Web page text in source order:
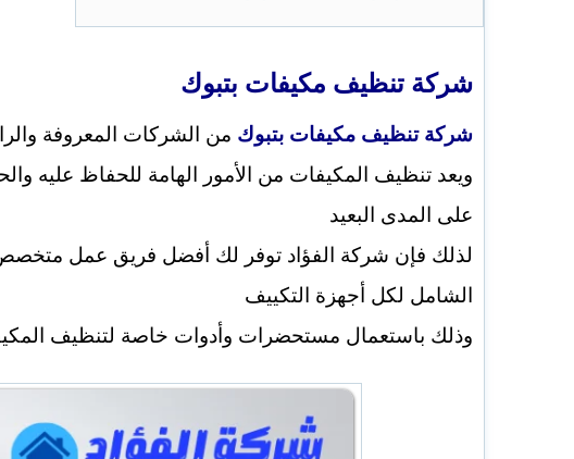
شركة تنظيف مكيفات بتبوك
شركة تنظيف مكيفات بتبوك من الشركات المعروفة
ويعد تنظيف المكيفات من الأمور الهامة للحفاظ عليه
على المدى البعيد
لذلك فإن شركة الفؤاد توفر لك أفضل فريق عمل
الشامل لكل أجهزة التكييف
وذلك باستعمال مستحضرات وأدوات خاصة لتنظيف